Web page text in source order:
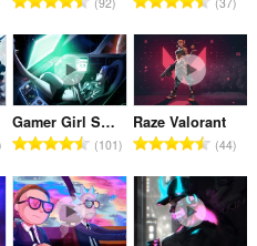
ม
ด
:
ม
ด
:
น
น
ร
ว
ม
ทั้
ง
ม
ด
:
น
น
ร
ว
ม
ทั้
ง
ม
ด
ว
น
ค
ะ
แ
น
น
ร
ว
ว
น
ค
ะ
แ
น
น
ร
ว
Gamer Girl Space
จำ
ว
น
ค
101
Raze Valorant
จำ
ว
น
ค
44